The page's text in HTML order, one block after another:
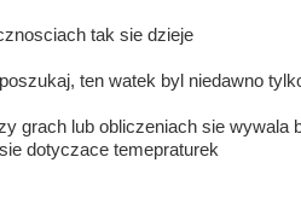
tak sie dzieje
ten watek byl niedawno
grach lub obliczeniach sie wywala
dotyczace temepraturek